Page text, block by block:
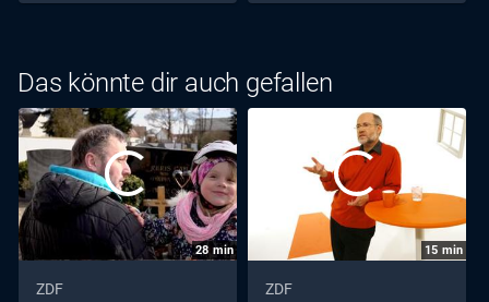
Das könnte dir auch gefallen
28 min
ZDF
15 min
ZDF